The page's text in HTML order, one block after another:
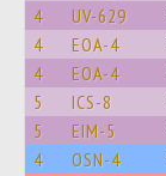
4 UV-629
4 EOA-4
4 EOA-4
5 ICS-8
5 EIM-5
4 OSN-4